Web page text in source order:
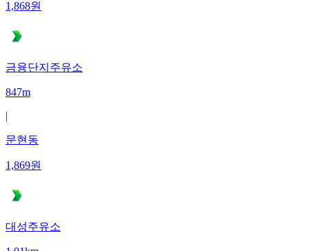
1,868원
금융단지주유소
847m
|
문현동
1,869원
대성주유소